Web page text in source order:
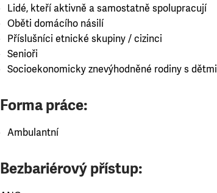
Lidé, kteří aktivně a samostatně spolupracují
Oběti domácího násilí
Příslušníci etnické skupiny / cizinci
Senioři
Socioekonomicky znevýhodněné rodiny s dětmi
Forma práce:
Ambulantní
Bezbariérový přístup: